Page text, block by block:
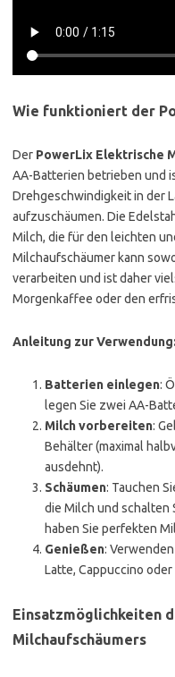
Wie funktioniert der
Der PowerLix Elektrische
AA-Batterien betrieben und
Drehgeschwindigkeit in der
aufzuschäumen. Die
Milch, die für den leichten
Milchaufschäumer kann
verarbeiten und ist daher
Morgenkaffee oder den
Anleitung zur Verwendung:
Batterien einlegen:
legen Sie zwei AA-
Milch vorbereiten:
Behälter (maximal
ausdehnt).
Schäumen: Tauchen
die Milch und schalten
haben Sie perfekten
Genießen:
Latte, Cappuccino
Einsatzmöglichkeiten
Milchaufschäumers